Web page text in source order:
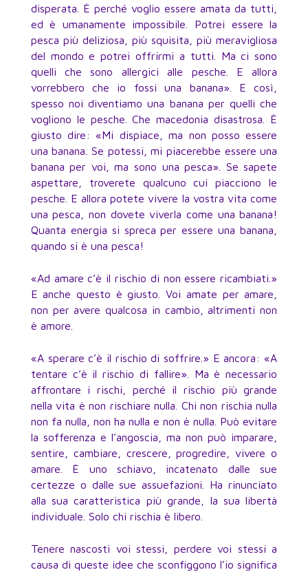
disperata. È perché voglio essere amata da tutti,
ed è umanamente impossibile. Potrei essere la
pesca più deliziosa, più squisita, più meravigliosa
del mondo e potrei offrirmi a tutti. Ma ci sono
quelli che sono allergici alle pesche. E allora
vorrebbero che io fossi una banana». E così,
spesso noi diventiamo una banana per quelli che
vogliono le pesche. Che macedonia disastrosa. È
giusto dire: «Mi dispiace, ma non posso essere
una banana. Se potessi, mi piacerebbe essere una
banana per voi, ma sono una pesca». Se sapete
aspettare, troverete qualcuno cui piacciono le
pesche. E allora potete vivere la vostra vita come
una pesca, non dovete viverla come una banana!
Quanta energia si spreca per essere una banana,
quando si è una pesca!
«Ad amare c’è il rischio di non essere ricambiati.»
E anche questo è giusto. Voi amate per amare,
non per avere qualcosa in cambio, altrimenti non
è amore.
«A sperare c’è il rischio di soffrire.» E ancora: «A
tentare c’è il rischio di fallire». Ma è necessario
affrontare i rischi, perché il rischio più grande
nella vita è non rischiare nulla. Chi non rischia nulla
non fa nulla, non ha nulla e non è nulla. Può evitare
la sofferenza e l’angoscia, ma non può imparare,
sentire, cambiare, crescere, progredire, vivere o
amare. È uno schiavo, incatenato dalle sue
certezze o dalle sue assuefazioni. Ha rinunciato
alla sua caratteristica più grande, la sua libertà
individuale. Solo chi rischia è libero.
Tenere nascosti voi stessi, perdere voi stessi a
causa di queste idee che sconfiggono l’io significa